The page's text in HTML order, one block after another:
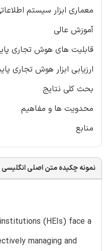
معماری ابزار سیستم
آموزش عالی
قابلیت های هوش تجاری
ارزیابی ابزار هوش تجاری
بحث کلی نتایج
محدویت ها و مفاهیم
منابع
نمونه چکیده متن اصلی انگلیسی
(HEIs) face a
managing and